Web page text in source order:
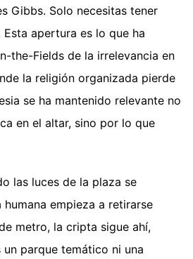
Gibbs. Solo necesitas tener
apertura es lo que ha
the-Fields de la irrelevancia en
la religión organizada pierde
se ha mantenido relevante no
en el altar, sino por lo que
las luces de la plaza se
empieza a retirarse
metro, la cripta sigue ahí,
parque temático ni una